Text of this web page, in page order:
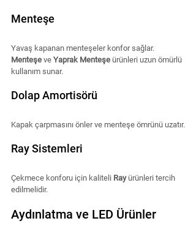
Menteşe
Yavaş kapanan menteşeler konfor sağlar.
Menteşe ve Yaprak Menteşe ürünleri uzun ömürlü
kullanım sunar.
Dolap Amortisörü
Kapak çarpmasını önler ve menteşe ömrünü uzatır.
Ray Sistemleri
Çekmece konforu için kaliteli Ray ürünleri tercih
edilmelidir.
Aydınlatma ve LED Ürünler